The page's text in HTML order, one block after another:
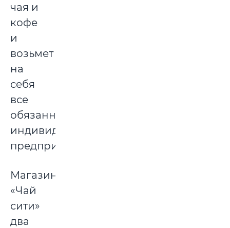
чая и
кофе
и
возьмет
на
себя
все
обязанности
индивидуального
предпринимателя.
Магазин
«Чай
сити»
два